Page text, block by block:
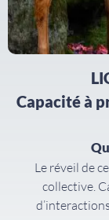
Capacité à
Le réveil de
collective.